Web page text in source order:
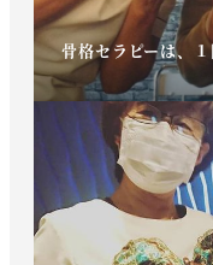
骨格セラピーは、